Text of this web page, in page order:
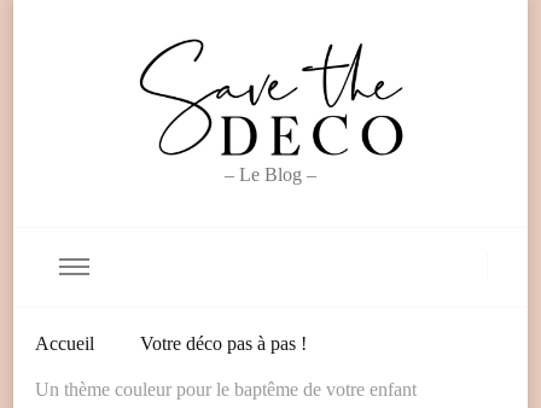
– Le Blog –
Accueil Votre déco pas à pas !
Un thème couleur pour le baptême de votre enfant